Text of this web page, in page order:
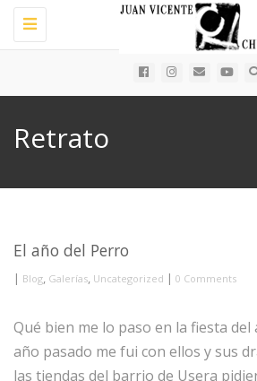
Toggle
navigation
Retrato
El año del Perro
| Blog, Galerías, Uncategorized | 0 Comments
Qué bien me lo paso en la fiesta del
año pasado me fui con ellos y sus
las tiendas del barrio de Usera